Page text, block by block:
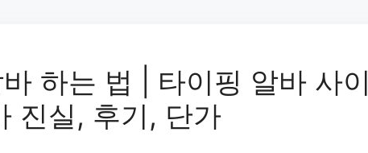
하는 법 | 타이핑 알바 사이
진실, 후기, 단가